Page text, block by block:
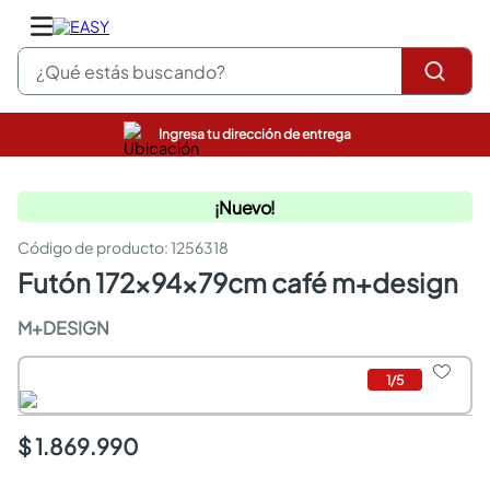
¿Qué estás buscando?
Ingresa tu dirección de entrega
¡Nuevo!
:1256318
futón 172x94x79cm café m+design
M+DESIGN
1/5
$ 1.869.990
pinturas
comedor
escritorio
armarios closet
comedores